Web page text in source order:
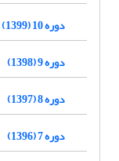
دوره 10 (1399)
دوره 9 (1398)
دوره 8 (1397)
دوره 7 (1396)